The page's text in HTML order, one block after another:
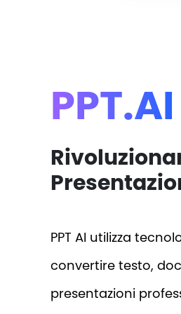
PPT.AI
PPT AI utilizza
convertire testo,
presentazioni